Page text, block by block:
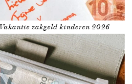
zakgeld kinderen 2026